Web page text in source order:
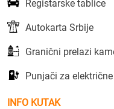
Registarske tablice
Autokarta Srbije
Granični prelazi
Punjači za
INFO KUTAK